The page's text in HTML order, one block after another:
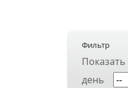
Фильтр
день